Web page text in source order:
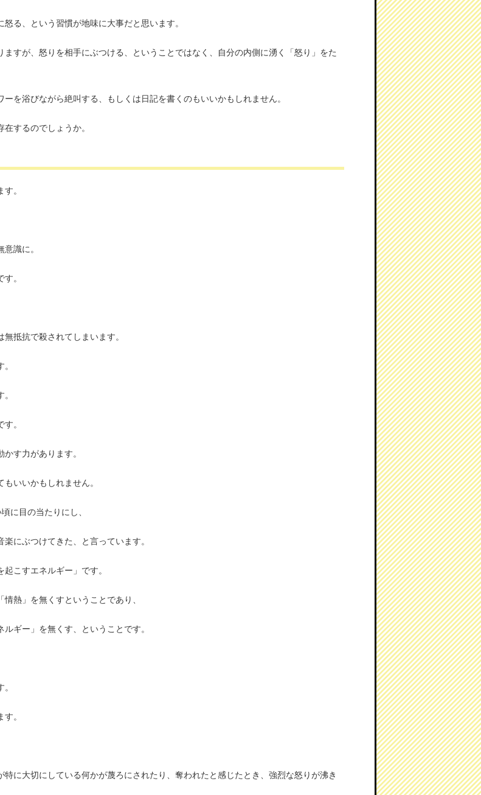
る、という習慣が地味に大事だと思います。
すが、怒りを相手にぶつける、ということではなく、自分の内側に湧く「怒り」をた
を浴びながら絶叫する、もしくは日記を書くのもいいかもしれません。
するのでしょうか。
。
識に。
。
抵抗で殺されてしまいます。
。
す力があります。
いいかもしれません。
に目の当たりにし、
にぶつけてきた、と言っています。
こすエネルギー」です。
熱」を無くすということであり、
ギー」を無くす、ということです。
。
に大切にしている何かが蔑ろにされたり、奪われたと感じたとき、強烈な怒りが沸き